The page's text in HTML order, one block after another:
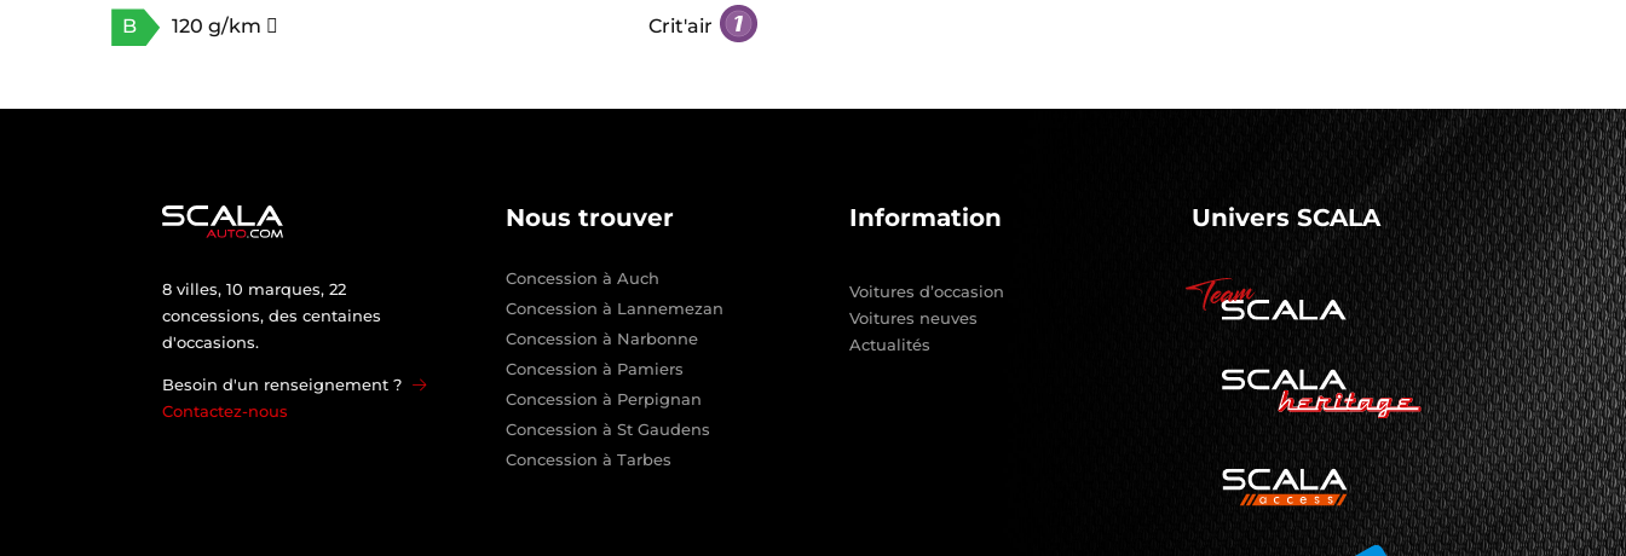
B 120 g/km Crit'air
8 villes, 10 marques, 22
concessions, des centaines
d'occasions.
Besoin d'un renseignement ?
Contactez-nous
Nous trouver
Concession à Auch
Concession à Lannemezan
Concession à Narbonne
Concession à Pamiers
Concession à Perpignan
Concession à St Gaudens
Concession à Tarbes
Information
Voitures d’occasion
Voitures neuves
Actualités
Univers SCALA